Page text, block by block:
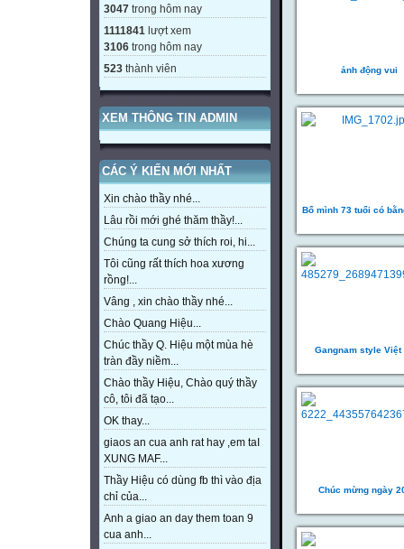
3047 trong hôm nay
1111841 lượt xem
3106 trong hôm nay
523 thành viên
XEM THÔNG TIN ADMIN
CÁC Ý KIẾN MỚI NHẤT
Xin chào thầy nhé...
Lâu rồi mới ghé thăm thầy!...
Chúng ta cung sở thích roi, hi...
Tôi cũng rất thích hoa xương
rồng!...
Vâng , xin chào thầy nhé...
Chào Quang Hiệu...
Chúc thầy Q. Hiệu một mùa hè
tràn đầy niềm...
Chào thầy Hiệu, Chào quý thầy
cô, tôi đã tạo...
OK thay...
giaos an cua anh rat hay ,em taI
XUNG MAF...
Thầy Hiệu có dùng fb thì vào địa
chỉ của...
Anh a giao an day them toan 9
cua anh...
ảnh động vui
Bố mình 73 tuổi có
Gangnam style Việt
Chúc mừng ngày